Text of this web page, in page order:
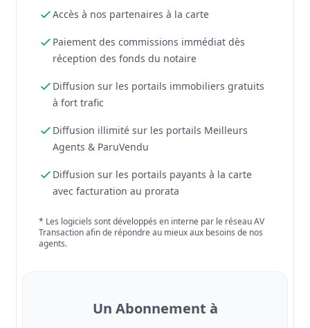
Accès à nos partenaires à la carte
Paiement des commissions immédiat dès
réception des fonds du notaire
Diffusion sur les portails immobiliers gratuits
à fort trafic
Diffusion illimité sur les portails Meilleurs
Agents & ParuVendu
Diffusion sur les portails payants à la carte
avec facturation au prorata
* Les logiciels sont développés en interne par le réseau AV
Transaction afin de répondre au mieux aux besoins de nos
agents.
Un Abonnement à